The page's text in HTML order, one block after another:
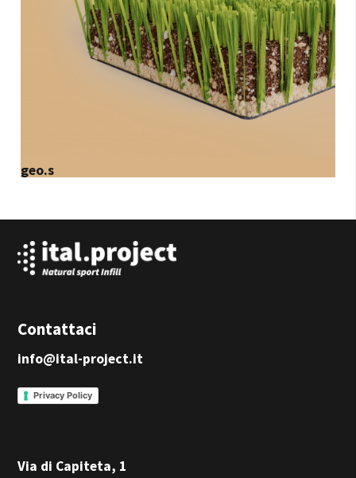
geo.s
Contattaci
info@ital-project.it
Privacy Policy
Via di Capiteta, 1